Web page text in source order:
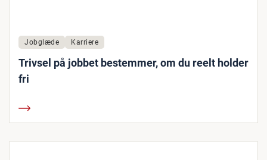
Jobglæde Karriere
Trivsel på jobbet bestemmer, om du reelt holder
fri